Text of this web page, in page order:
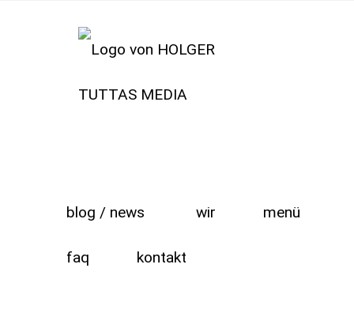
blog / news wir menü
faq kontakt